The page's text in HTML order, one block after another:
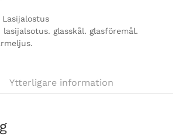
Lasijalostus
lasijalsotus. glasskål. glasföremål.
Ytterligare information